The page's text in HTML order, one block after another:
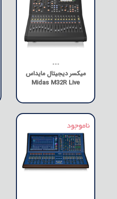
---
میکسر دیجیتال مایداس
Midas M32R Live